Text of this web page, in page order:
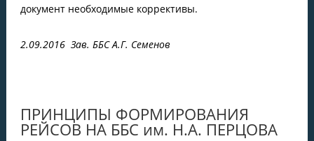
документ необходимые коррективы.
2.09.2016 Зав. ББС А.Г. Семенов
ПРИНЦИПЫ ФОРМИРОВАНИЯ
РЕЙСОВ НА ББС им. Н.А. ПЕРЦОВА